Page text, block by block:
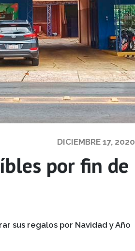
DICIEMBRE 17, 2020
por fin de
sus regalos por Navidad y Año